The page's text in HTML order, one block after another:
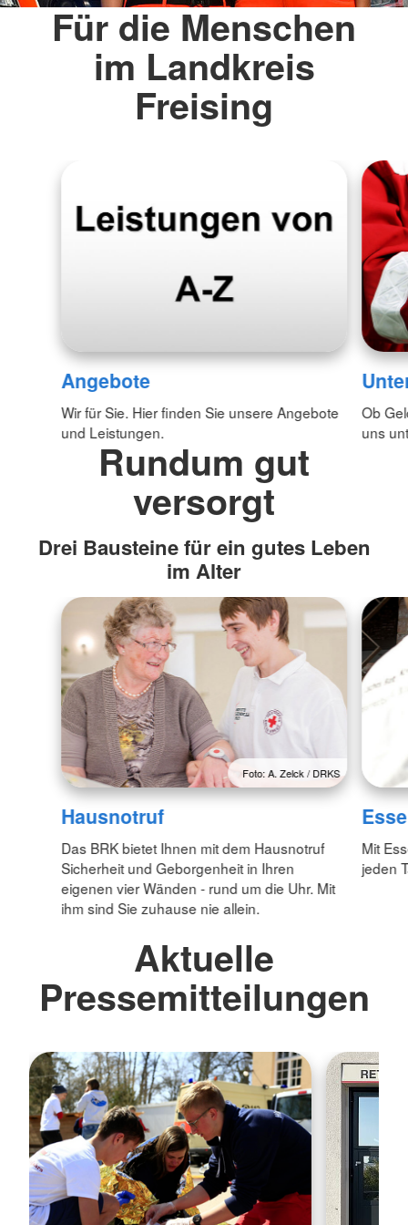
Für die Menschen
im Landkreis
Freising
Angebote
Wir für Sie. Hier finden Sie unsere Angebote
und Leistungen.
Ob
uns
Rundum gut
versorgt
Drei Bausteine für ein gutes Leben
im Alter
Foto: A. Zelck / DRKS
Hausnotruf
Das BRK bietet Ihnen mit dem Hausnotruf
Sicherheit und Geborgenheit in Ihren
eigenen vier Wänden - rund um die Uhr. Mit
ihm sind Sie zuhause nie allein.
Mit
jeden
Aktuelle
Pressemitteilungen